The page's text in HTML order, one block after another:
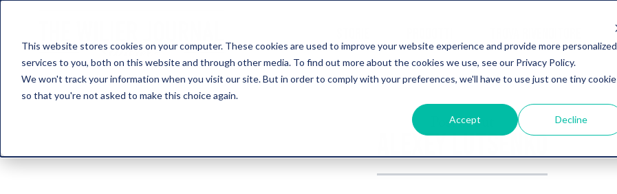
This website stores cookies on your computer. These cookies are used to improve your website experience and provide more personalized
services to you, both on this website and through other media. To find out more about the cookies we use, see our Privacy Policy.
We won't track your information when you visit our site. But in order to comply with your preferences, we'll have to use just one tiny cookie
so that you're not asked to make this choice again.
Accept Decline
Post about
ALEXEY LUTSENKO